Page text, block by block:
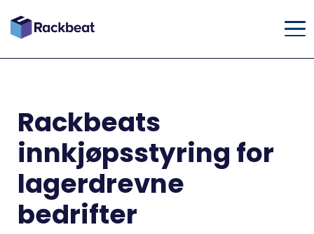
Rackbeats
innkjøpsstyring for
lagerdrevne
bedrifter